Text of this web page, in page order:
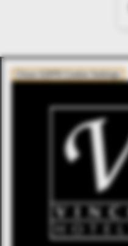
Close GDPR Cookie Settings